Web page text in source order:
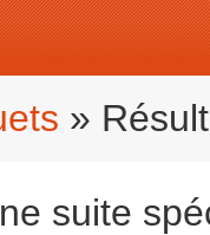
»
suite